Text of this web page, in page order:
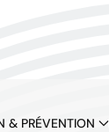
& PRÉVENTION